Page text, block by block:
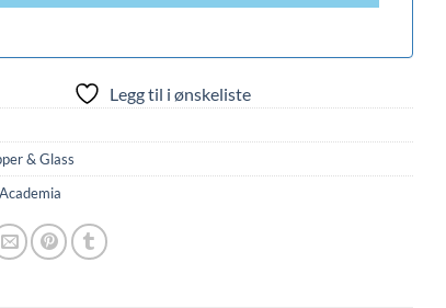
Legg til i ønskeliste
& Glass